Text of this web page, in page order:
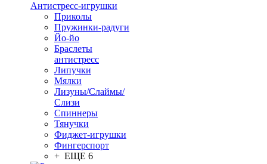
Антистресс-игрушки
Приколы
Пружинки-радуги
Йо-йо
Браслеты
антистресс
Липучки
Мялки
Лизуны/Слаймы/
Слизи
Спиннеры
Тянучки
Фиджет-игрушки
Фингерспорт
+ ЕЩЕ 6